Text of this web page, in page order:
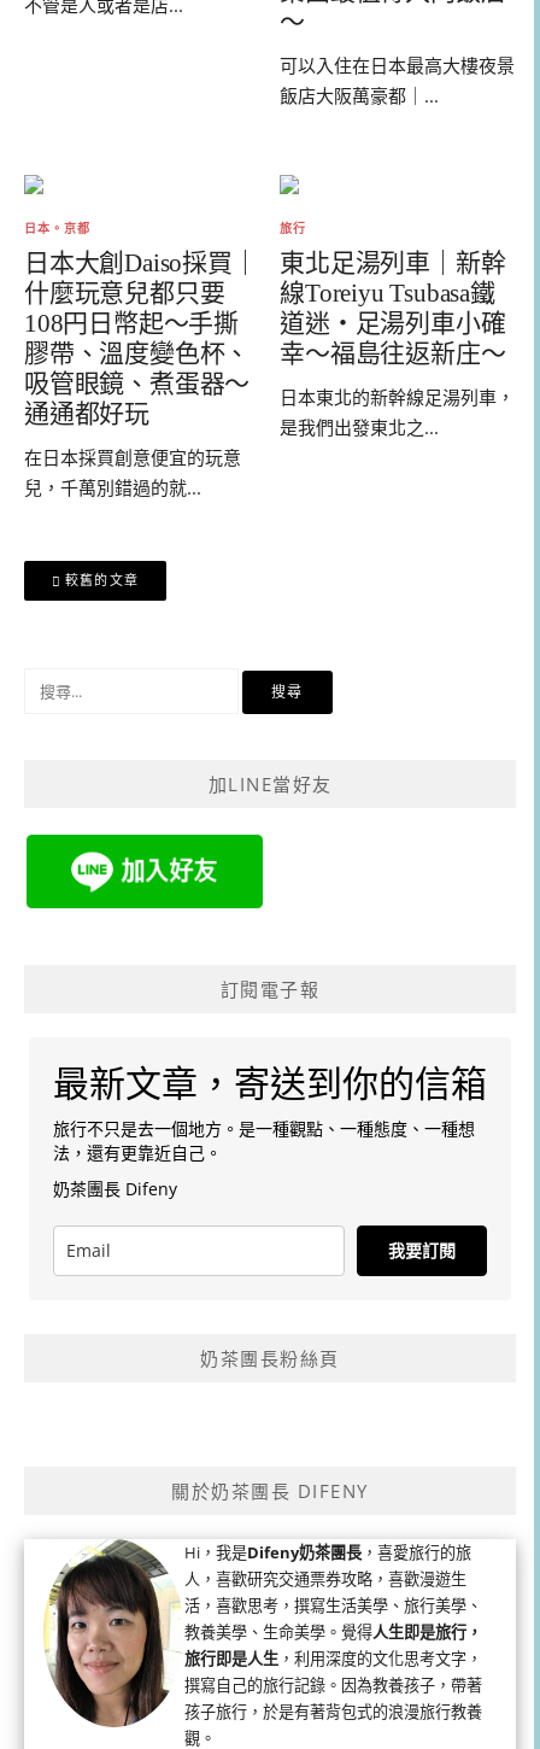
不管是人或者是店...
～
可以入住在日本最高大樓夜景
飯店大阪萬豪都｜...
日本。京都
日本大創Daiso採買｜
什麼玩意兒都只要
108円日幣起～手撕
膠帶、溫度變色杯、
吸管眼鏡、煮蛋器～
通通都好玩
在日本採買創意便宜的玩意
兒，千萬別錯過的就...
旅行
東北足湯列車｜新幹
線Toreiyu Tsubasa鐵
道迷・足湯列車小確
幸～福島往返新庄～
日本東北的新幹線足湯列車，
是我們出發東北之...
文
章
覽
較舊的文章
加LINE當好友
訂閱電子報
最新文章，寄送到你的信箱
旅行不只是去一個地方。是一種觀點、一種態度、一種想
法，還有更靠近自己。
奶茶團長 Difeny
我要訂閱
奶茶團長粉絲頁
關於奶茶團長 DIFENY
Hi，我是Difeny奶茶團長 ，喜愛旅行的旅
人，喜歡研究交通票券攻略，喜歡漫遊生
活，喜歡思考，撰寫生活美學、旅行美學、
教養美學、生命美學。覺得人生即是旅行，
旅行即是人生 ，利用深度的文化思考文字，
撰寫自己的旅行記錄。因為教養孩子，帶著
孩子旅行，於是有著背包式的浪漫旅行教養
觀。